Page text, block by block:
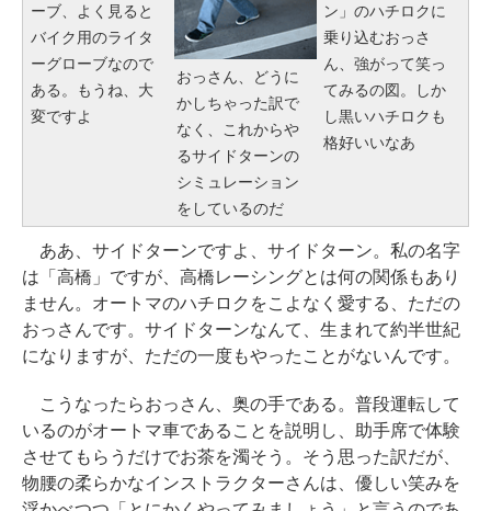
ーブ、よく見ると
バイク用のライタ
ーグローブなので
ある。もうね、大
変ですよ
おっさん、どうに
かしちゃった訳で
なく、これからや
るサイドターンの
シミュレーション
をしているのだ
ン」のハチロクに
乗り込むおっさ
ん、強がって笑っ
てみるの図。しか
し黒いハチロクも
格好いいなあ
ああ、サイドターンですよ、サイドターン。私の名字
は「高橋」ですが、高橋レーシングとは何の関係もあり
ません。オートマのハチロクをこよなく愛する、ただの
おっさんです。サイドターンなんて、生まれて約半世紀
になりますが、ただの一度もやったことがないんです。
こうなったらおっさん、奥の手である。普段運転して
いるのがオートマ車であることを説明し、助手席で体験
させてもらうだけでお茶を濁そう。そう思った訳だが、
物腰の柔らかなインストラクターさんは、優しい笑みを